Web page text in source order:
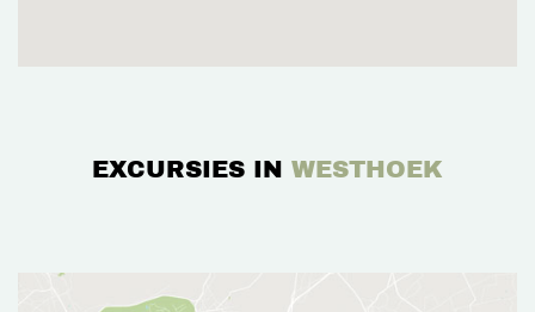
EXCURSIES IN WESTHOEK